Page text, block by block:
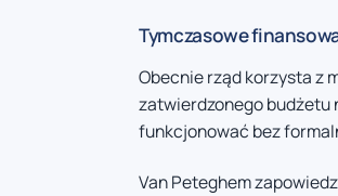
Tymczasowe
Obecnie rząd korzysta z
zatwierdzonego budżetu
funkcjonować bez
Van Peteghem